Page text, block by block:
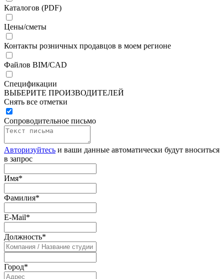
Каталогов (PDF)
Цены/сметы
Контакты розничных продавцов в моем регионе
Файлов BIM/CAD
Спецификации
ВЫБЕРИТЕ ПРОИЗВОДИТЕЛЕЙ
Снять все отметки
Сопроводительное письмо
Авторизуйтесь и ваши данные автоматически будут вноситься
в запрос
Имя*
Фамилия*
E-Mail*
Должность*
Город*